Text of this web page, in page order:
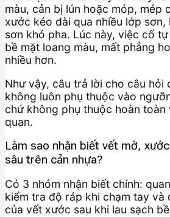
màu, cản bị lún hoặc móp, mép
xước kéo dài qua nhiều lớp sơn,
sơn khó pha. Lúc này, việc cố
bề mặt loang màu, mất phẳng
nhiều hơn.
Như vậy, câu trả lời cho câu hỏi
không luôn phụ thuộc vào
chứ không phụ thuộc hoàn toàn
quan.
Làm sao nhận biết vết mờ,
sâu trên cản nhựa?
Có 3 nhóm nhận biết chính:
kiểm tra độ ráp khi chạm tay và
của vết xước sau khi lau sạch